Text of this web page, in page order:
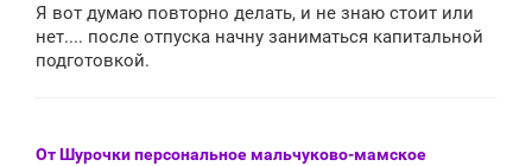
Я вот думаю повторно делать, и не знаю стоит или
нет.... после отпуска начну заниматься капитальной
подготовкой.
От Шурочки персональное мальчуково-мамское